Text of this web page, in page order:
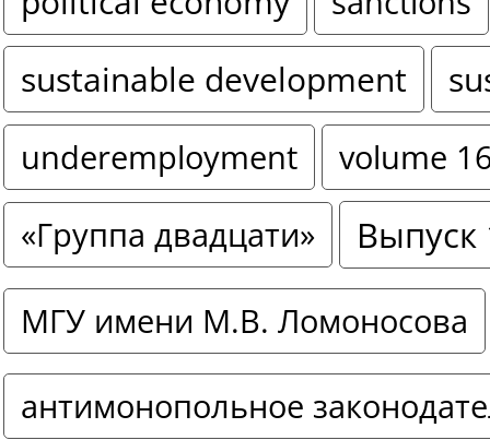
sustainable development
underemployment
volume
«Группа двадцати»
Выпуск
МГУ имени М.В. Ломоносова
антимонопольное